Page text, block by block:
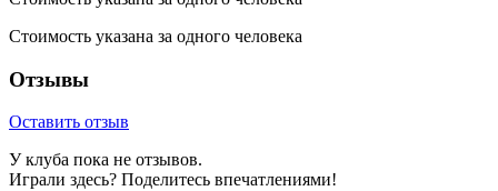
Стоимость указана за одного человека
Отзывы
Оставить отзыв
У клуба пока не отзывов.
Играли здесь? Поделитесь впечатлениями!